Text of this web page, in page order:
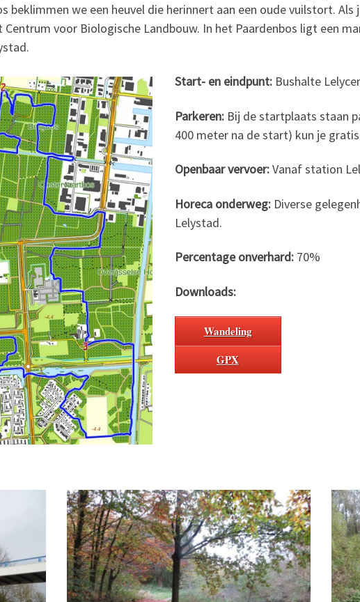
beklimmen we een heuvel die herinnert aan een oude vuilstort.
voor Biologische Landbouw. In het Paardenbos ligt een
Start- en eindpunt:Bushalte
Parkeren:Bij de startplaats staan
400 meter na de start) kun je
Openbaar vervoer:Vanaf station
Horeca onderweg:Diverse
Lelystad.
Percentage onverhard: 70%
Downloads:
Wandeling
GPX